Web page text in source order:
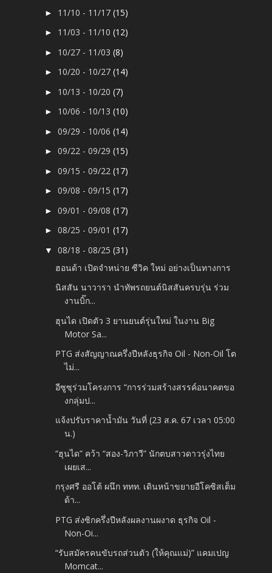
► 11/10 - 11/17(15)
► 11/03 - 11/10(12)
► 10/27 - 11/03(8)
► 10/20 - 10/27(14)
► 10/13 - 10/20(7)
► 10/06 - 10/13(10)
►09/29 - 10/06(14)
►09/22 - 09/29(15)
►09/15 - 09/22(17)
►09/08 - 09/15(17)
►09/01 - 09/08(17)
►08/25 - 09/01(17)
▼08/18 - 08/25(31)
ฮอนด้า เปิดจำหน่าย ซีวิค ใหม่ อย่างเป็นทางการ
นิสสัน นาวารา นำทัพรถยนต์นิสสันครบรุ่น ร่วม
งานบิ๊ก...
ฮุนได เปิดตัว 3 ยานยนต์รุ่นใหม่ ในงาน Big
Motor Sa...
PTG ส่งสัญญาณครึ่งปีหลังธุรกิจ Oil - Non-Oil โต
ไม่...
อีซูซุร่วมโครงการ “การร่วมสร้างสรรค์อนาคตขอ
งกลุ่มป...
แจ้งปรับราคาน้ำมัน วันที่ (23 ส.ค. 67 เวลา 05:00
น.)
“ฮุนได” คว้า “สอง-วิภาวี” นักตบสาวดาวรุ่งไทย
เผยเส...
กรุงศรี ออโต้ ผนึก ททท. เดินหน้าขยายอีโคซิสเต็ม
ด้า...
PTG ส่งซิกครึ่งปีหลังผลงานผงาด ธุรกิจ Oil -
Non-Oi...
“รับสมัครคนขับรถส่วนตัว (ให้คุณแม่)” แคมเปญ
Momcat...